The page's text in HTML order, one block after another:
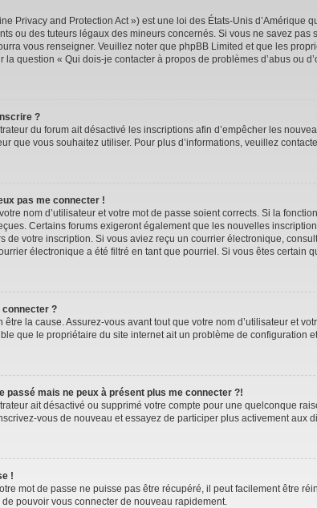
Privacy and Protection Act ») est une loi des États-Unis
ou des tuteurs légaux des mineurs concernés. Si vous ne savez
vous renseigner. Veuillez noter que phpBB Limited et que les
la question « Qui dois-je contacter à propos de problèmes d’abus ou
?
du forum ait désactivé les inscriptions afin d’empêcher les
que vous souhaitez utiliser. Pour plus d’informations, veuillez
pas me connecter !
nom d’utilisateur et votre mot de passe soient corrects. Si la
Certains forums exigeront également que les nouvelles
de votre inscription. Si vous aviez reçu un courrier électronique,
électronique a été filtré en tant que pourriel. Si vous êtes certain
connecter ?
être la cause. Assurez-vous avant tout que votre nom d’utilisateur et
que le propriétaire du site internet ait un problème de configuration
passé mais ne peux à présent plus me connecter ?!
ait désactivé ou supprimé votre compte pour une quelconque
vous de nouveau et essayez de participer plus activement aux
!
mot de passe ne puisse pas être récupéré, il peut facilement être
pouvoir vous connecter de nouveau rapidement.